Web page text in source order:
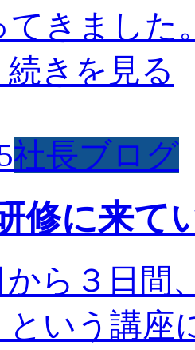
てきました
続きを見る
社長ブログ
修に来て
から３日間
いう講座